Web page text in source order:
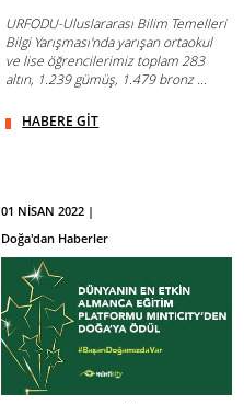
URFODU-Uluslararası Bilim Temelleri
Bilgi Yarışması'nda yarışan ortaokul
ve lise öğrencilerimiz toplam 283
altın, 1.239 gümüş, 1.479 bronz ...
HABERE GİT
01 NİSAN 2022 |
Doğa'dan Haberler